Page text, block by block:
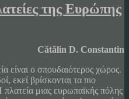
της Ευρώπης
Cătălin D. Constantin
είναι ο σπουδαιότερος χώρος.
εκεί βρίσκονται τα πιο
μιας ευρωπαϊκής πόλης